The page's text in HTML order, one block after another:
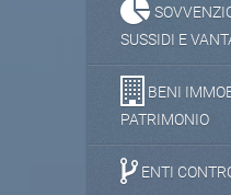
SUSSIDI E
BENI
PATRIMONIO
ENTI